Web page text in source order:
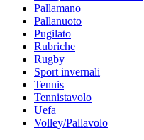
Pallamano
Pallanuoto
Pugilato
Rubriche
Rugby
Sport invernali
Tennis
Tennistavolo
Uefa
Volley/Pallavolo